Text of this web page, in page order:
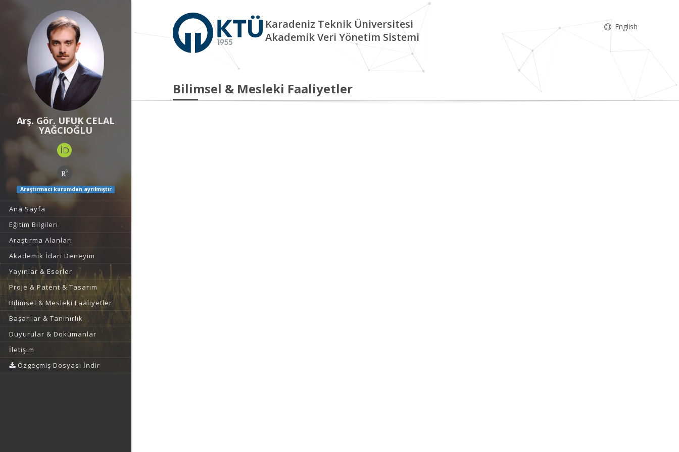
Arş. Gör. UFUK CELAL
YAĞCIOĞLU
Araştırmacı kurumdan ayrılmıştır
Ana Sayfa
Eğitim Bilgileri
Araştırma Alanları
Akademik İdari Deneyim
Yayınlar & Eserler
Proje & Patent & Tasarım
Bilimsel & Mesleki Faaliyetler
Başarılar & Tanınırlık
Duyurular & Dokümanlar
İletişim
Özgeçmiş Dosyası İndir
Karadeniz Teknik Üniversitesi
Akademik Veri Yönetim Sistemi
English
Bilimsel & Mesleki Faaliyetler